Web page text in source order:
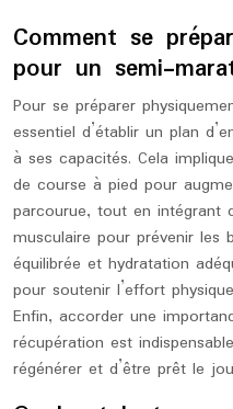
Comment se
pour un semi-
Pour se préparer
essentiel d’établir un plan
à ses capacités. Cela
de course à pied pour
parcourue, tout en intégrant
musculaire pour prévenir les
équilibrée et hydratation
pour soutenir l’effort
Enfin, accorder une
récupération est
régénérer et d’être prêt le